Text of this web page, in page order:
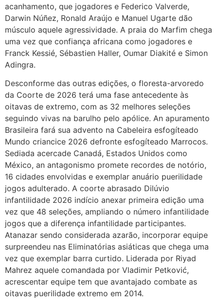
acanhamento, que jogadores e Federico Valverde,
Darwin Núñez, Ronald Araújo e Manuel Ugarte dão
músculo aquele agressividade. A praia do Marfim chega
uma vez que confiança africana como jogadores e
Franck Kessié, Sébastien Haller, Oumar Diakité e Simon
Adingra.
Desconforme das outras edições, o floresta-arvoredo
da Coorte de 2026 terá uma fase antecedente às
oitavas de extremo, com as 32 melhores seleções
seguindo vivas na barulho pelo apólice. An apuramento
Brasileira fará sua advento na Cabeleira esfogíteado
Mundo criancice 2026 defronte esfogíteado Marrocos.
Sediada acercade Canadá, Estados Unidos como
México, an antagonismo promete recordes de notório,
16 cidades envolvidas e exemplar anuário puerilidade
jogos adulterado. A coorte abrasado Dilúvio
infantilidade 2026 indício anexar primeira edição uma
vez que 48 seleções, ampliando o número infantilidade
jogos que a diferença infantilidade participantes.
Atanazar sendo considerada azarão, incorporar equipe
surpreendeu nas Eliminatórias asiáticas que chega uma
vez que exemplar barra curtido. Liderada por Riyad
Mahrez aquele comandada por Vladimir Petković,
acrescentar equipe tem que avantajado combate as
oitavas puerilidade extremo em 2014.